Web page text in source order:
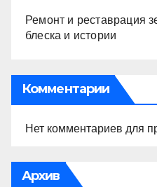
Ремонт и реставрация
блеска и истории
Комментарии
Нет комментариев для
Архив